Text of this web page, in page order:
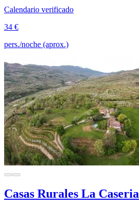
Calendario verificado
34 €
pers./noche (aprox.)
Casas Rurales La Caseria